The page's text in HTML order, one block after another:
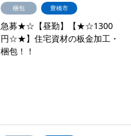
梱包 豊橋市
急募★☆【昼勤】【★☆1300
円☆★】住宅資材の板金加工・
梱包！！